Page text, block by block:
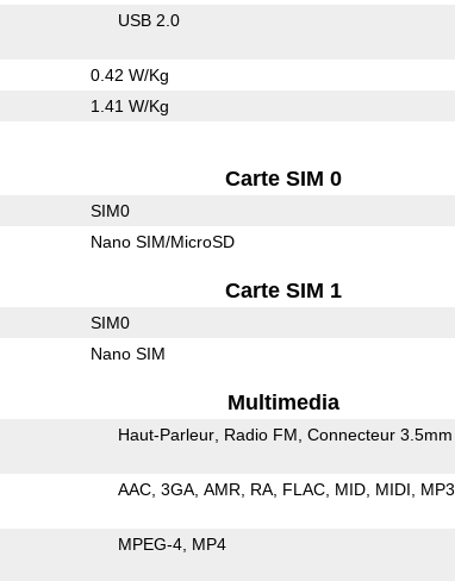
USB 2.0
0.42 W/Kg
1.41 W/Kg
Carte SIM 0
SIM0
Nano SIM/MicroSD
Carte SIM 1
SIM0
Nano SIM
Multimedia
Haut-Parleur Radio FM Connecteur 3.5mm
AAC 3GA AMR RA FLAC MID MIDI MP3
MPEG-4 MP4